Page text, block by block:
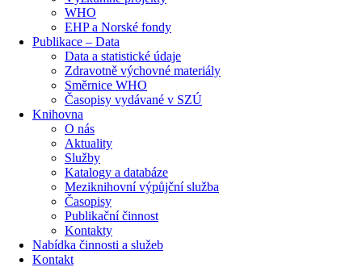
WHO
EHP a Norské fondy
Publikace – Data
Data a statistické údaje
Zdravotně výchovné materiály
Směrnice WHO
Časopisy vydávané v SZÚ
Knihovna
O nás
Aktuality
Služby
Katalogy a databáze
Meziknihovní výpůjční služba
Časopisy
Publikační činnost
Kontakty
Nabídka činnosti a služeb
Kontakt